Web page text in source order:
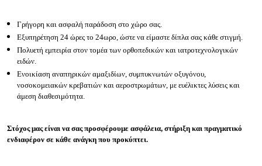
Γρήγορη και ασφαλή παράδοση στο χώρο σας.
Εξυπηρέτηση 24 ώρες το 24ωρο, ώστε να είμαστε δίπλα σας κάθε στιγμή.
Πολυετή εμπειρία στον τομέα των ορθοπεδικών και ιατροτεχνολογικών
ειδών.
Ενοικίαση αναπηρικών αμαξιδίων, συμπυκνωτών οξυγόνου,
νοσοκομειακών κρεβατιών και αεροστρωμάτων, με ευέλικτες λύσεις και
άμεση διαθεσιμότητα.
Στόχος μας είναι να σας προσφέρουμε ασφάλεια, στήριξη και πραγματικό
ενδιαφέρον σε κάθε ανάγκη που προκύπτει.